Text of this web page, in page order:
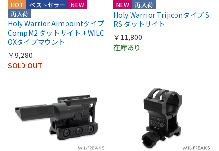
HOT
NEW
再入荷
ベストセラー
Holy Warrior Aimpointタイプ
CompM2 ダットサイト + WILC
OXタイプマウント
￥9,280
SOLD OUT
NEW 再入荷
Holy Warrior Trijiconタイプ S
RS ダットサイト
￥11,800
在庫あり